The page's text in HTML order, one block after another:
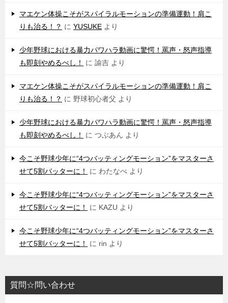
マエケン体操こそがスパイラルモーションの準備運動！肩こ
りも治る！？ に YUSUKE より
少年野球における暴力パワハラ動画に驚愕！罵声・怒声指導
も即刻やめるべし！
に 諭吉 より
マエケン体操こそがスパイラルモーションの準備運動！肩こ
りも治る！？ に 野球初心者父 より
少年野球における暴力パワハラ動画に驚愕！罵声・怒声指導
も即刻やめるべし！
に つぶあん より
今こそ野球少年に“4つバッティングモーション”をマスターさ
せて5割バッターに！
に わたなべ より
今こそ野球少年に“4つバッティングモーション”をマスターさ
せて5割バッターに！
に KAZU より
今こそ野球少年に“4つバッティングモーション”をマスターさ
せて5割バッターに！
に rin より
質問☆問い合わせ